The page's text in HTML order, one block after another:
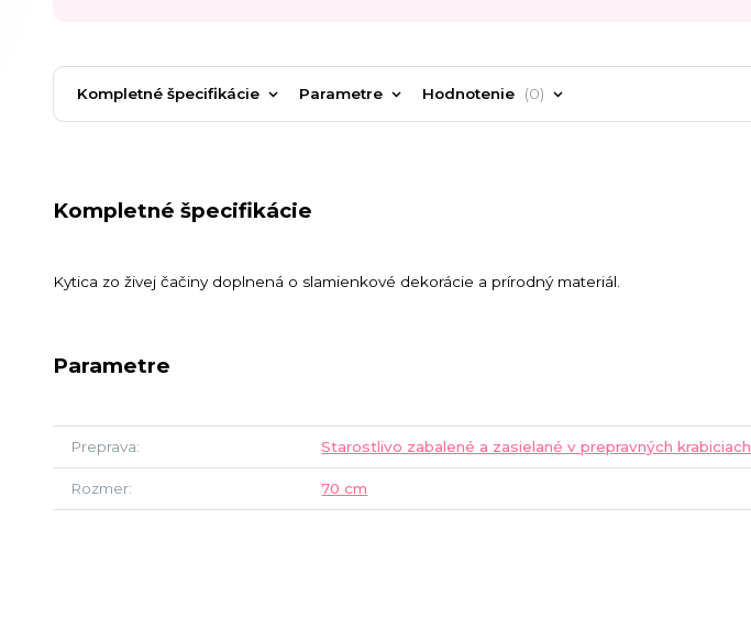
Kompletné špecifikácie Parametre Hodnotenie 0
Kompletné špecifikácie
Kytica zo živej čačiny doplnená o slamienkové dekorácie a prírodný materiál.
Parametre
Preprava Starostlivo zabalené a zasielané v prepravných krabiciach
Rozmer 70 cm